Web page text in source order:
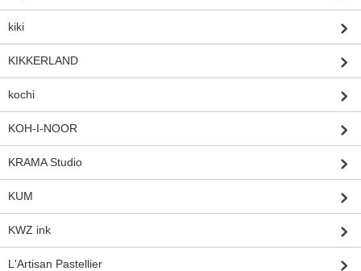
kiki
KIKKERLAND
kochi
KOH-I-NOOR
KRAMA Studio
KUM
KWZ ink
L'Artisan Pastellier